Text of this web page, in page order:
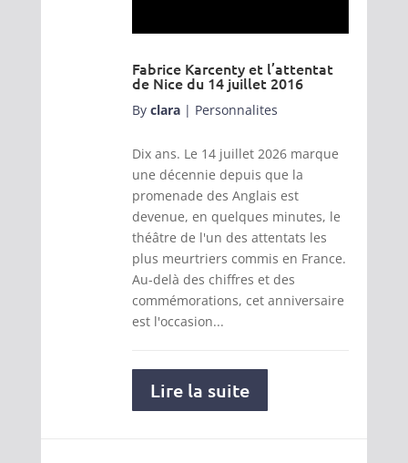
Fabrice Karcenty et l’attentat
de Nice du 14 juillet 2016
By clara| Personnalites
Dix ans. Le 14 juillet 2026 marque
une décennie depuis que la
promenade des Anglais est
devenue, en quelques minutes, le
théâtre de l'un des attentats les
plus meurtriers commis en France.
Au-delà des chiffres et des
commémorations, cet anniversaire
est l'occasion...
Lire la suite